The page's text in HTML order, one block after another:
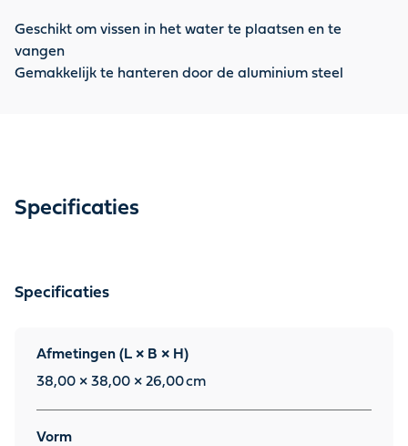
Geschikt om vissen in het water te plaatsen en te
vangen
Gemakkelijk te hanteren door de aluminium steel
Specificaties
Specificaties
Afmetingen (L × B × H)
38,00 × 38,00 × 26,00cm
Vorm